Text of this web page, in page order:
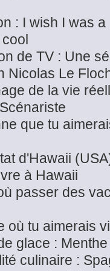
: I wish I was
de TV : Une
Nicolas Le
de la vie
que tu
d'Hawaii
à Hawaii
passer des
où tu aimerais
glace : Menthe
culinaire :